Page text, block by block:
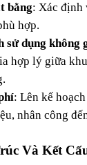
bằng: Xác định
hợp.
sử dụng không
hợp lý giữa
: Lên kế
nhân công
Và Kết